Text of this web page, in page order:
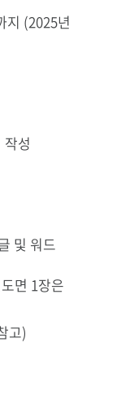
지 (2025년
성
및 워드
면 1장은
고)